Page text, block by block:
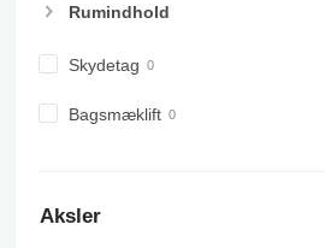
Rumindhold
Skydetag
Bagsmæklift
Aksler